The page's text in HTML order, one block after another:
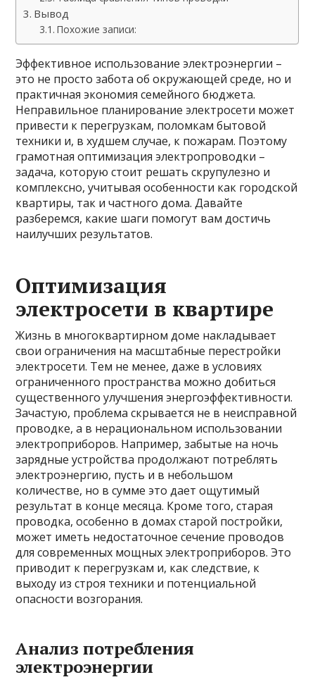
Вывод
Похожие записи:
Эффективное использование электроэнергии –
это не просто забота об окружающей среде, но и
практичная экономия семейного бюджета.
Неправильное планирование электросети может
привести к перегрузкам, поломкам бытовой
техники и, в худшем случае, к пожарам. Поэтому
грамотная оптимизация электропроводки –
задача, которую стоит решать скрупулезно и
комплексно, учитывая особенности как городской
квартиры, так и частного дома. Давайте
разберемся, какие шаги помогут вам достичь
наилучших результатов.
Оптимизация
электросети в квартире
Жизнь в многоквартирном доме накладывает
свои ограничения на масштабные перестройки
электросети. Тем не менее, даже в условиях
ограниченного пространства можно добиться
существенного улучшения энергоэффективности.
Зачастую, проблема скрывается не в неисправной
проводке, а в нерациональном использовании
электроприборов. Например, забытые на ночь
зарядные устройства продолжают потреблять
электроэнергию, пусть и в небольшом
количестве, но в сумме это дает ощутимый
результат в конце месяца. Кроме того, старая
проводка, особенно в домах старой постройки,
может иметь недостаточное сечение проводов
для современных мощных электроприборов. Это
приводит к перегрузкам и, как следствие, к
выходу из строя техники и потенциальной
опасности возгорания.
Анализ потребления
электроэнергии